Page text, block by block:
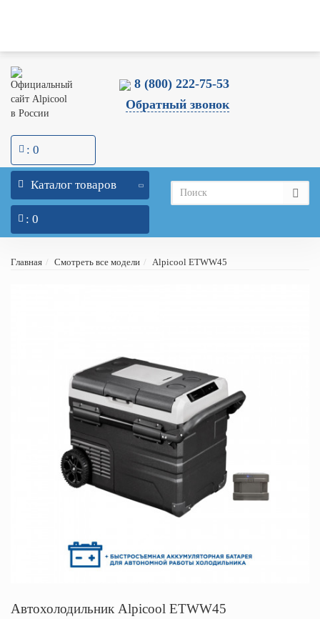
8 (800) 222-75-53
Обратный звонок
: 0
Каталог товаров
: 0
Главная Смотреть все модели Alpicool ETWW45
Автохолодильник Alpicool ETWW45